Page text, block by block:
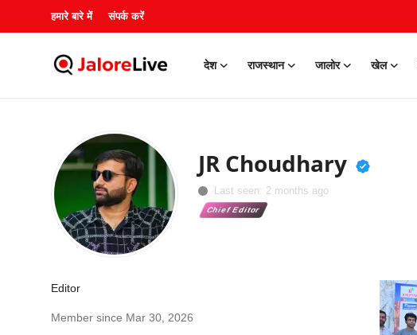
हमारे बारे में संपर्क करें
देश राजस्थान जालोर खेल
JR Choudhary
Last seen: 2 months ago
Chief Editor
Editor
Member since Mar 30, 2026